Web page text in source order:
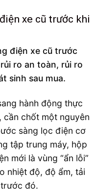
xe cũ trước khi
điện xe cũ trước
ro an toàn, rủi ro
sinh sau mua.
hành động thực
chốt một nguyên
sàng lọc điện cơ
tập trung máy, hộp
mới là vùng “ẩn lỗi”
nhiệt độ, độ ẩm, tải
đó.